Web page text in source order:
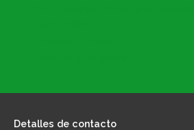
Detalles de contacto